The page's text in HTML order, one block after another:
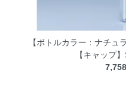
【ボトルカラー：ナチュ
【キャップ